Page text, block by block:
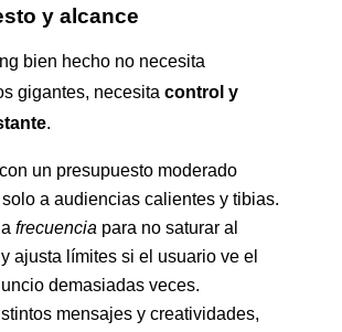
y alcance
bien hecho no necesita
gigantes, necesita control y
.
un presupuesto moderado
a audiencias calientes y tibias.
frecuenciapara no saturar al
ajusta límites si el usuario ve el
demasiadas veces.
mensajes y creatividades,